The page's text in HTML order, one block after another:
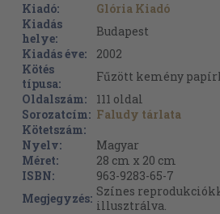
Kiadó:
Glória Kiadó
Kiadás
helye:
Budapest
Kiadás éve:
2002
Kötés
típusa:
Fűzött kemény
Oldalszám:
111 oldal
Sorozatcím: Faludy tárlata
Kötetszám:
Nyelv:
Magyar
Méret:
28 cm x 20 cm
ISBN:
963-9283-65-7
Megjegyzés: Színes
illusztrálva.